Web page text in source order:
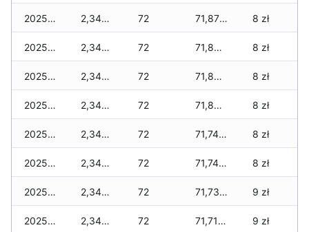
2025-12-26 2,345 zł 72 71,875 zł 8 zł
2025-12-25 2,345 zł 72 71,865 zł 8 zł
2025-12-24 2,345 zł 72 71,845 zł 8 zł
2025-12-23 2,345 zł 72 71,800 zł 8 zł
2025-12-22 2,345 zł 72 71,745 zł 8 zł
2025-12-21 2,345 zł 72 71,745 zł 8 zł
2025-12-20 2,345 zł 72 71,730 zł 9 zł
2025-12-19 2,345 zł 72 71,710 zł 9 zł